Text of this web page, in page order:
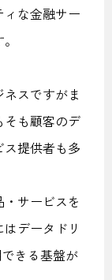
ィな金融サー
スですがま
そも顧客のデ
提供者も多
サービスを
データドリ
きる基盤が